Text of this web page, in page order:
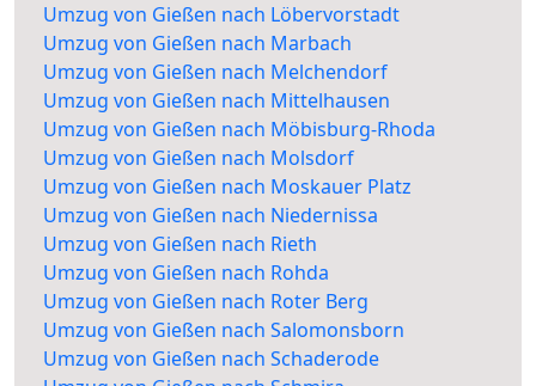
Umzug von Gießen nach Löbervorstadt
Umzug von Gießen nach Marbach
Umzug von Gießen nach Melchendorf
Umzug von Gießen nach Mittelhausen
Umzug von Gießen nach Möbisburg-Rhoda
Umzug von Gießen nach Molsdorf
Umzug von Gießen nach Moskauer Platz
Umzug von Gießen nach Niedernissa
Umzug von Gießen nach Rieth
Umzug von Gießen nach Rohda
Umzug von Gießen nach Roter Berg
Umzug von Gießen nach Salomonsborn
Umzug von Gießen nach Schaderode